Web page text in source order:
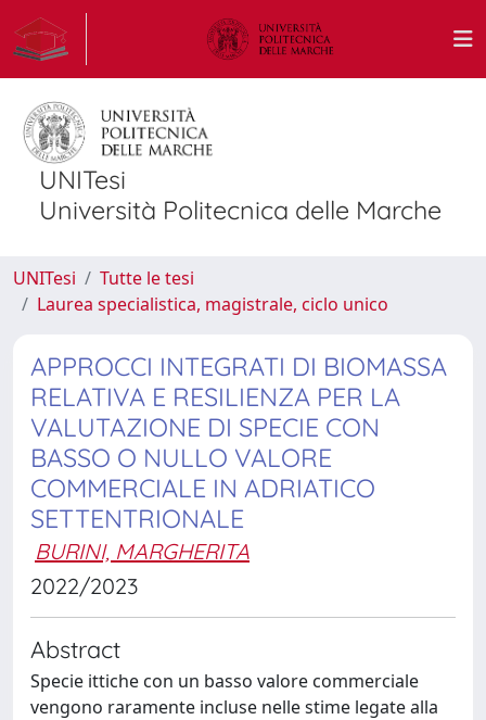
UNITesi
Università Politecnica delle Marche
UNITesi
Tutte le tesi
Laurea specialistica, magistrale, ciclo unico
APPROCCI INTEGRATI DI BIOMASSA
RELATIVA E RESILIENZA PER LA
VALUTAZIONE DI SPECIE CON
BASSO O NULLO VALORE
COMMERCIALE IN ADRIATICO
SETTENTRIONALE
BURINI, MARGHERITA
2022/2023
Abstract
Specie ittiche con un basso valore commerciale
vengono raramente incluse nelle stime legate alla